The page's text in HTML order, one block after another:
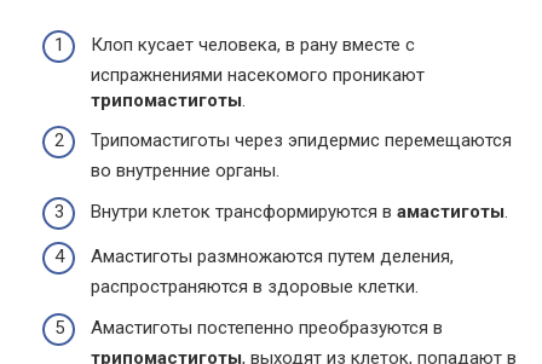
Клоп кусает человека, в рану вместе с
испражнениями насекомого проникают
трипомастиготы
Трипомастиготы через эпидермис перемещаются
во внутренние органы.
Внутри клеток трансформируются в амастиготы
Амастиготы размножаются путем деления,
распространяются в здоровые клетки.
Амастиготы постепенно преобразуются в
трипомастиготы, выходят из клеток, попадают в